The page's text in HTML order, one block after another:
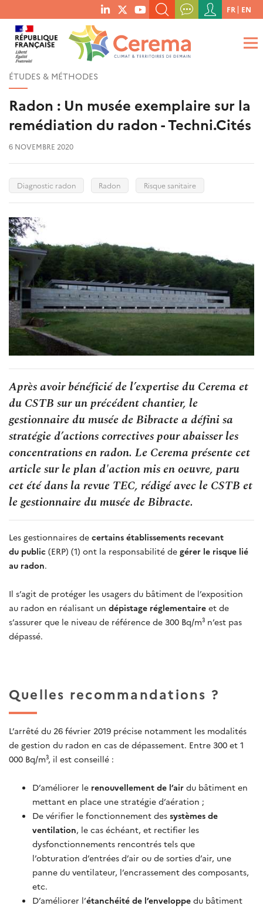
menu
social
links
RECHERCHER UN MOT-CLÉ, UNE PUBLICATION, ETC.
QUE RECHERCHEZ-VOUS ?
Menu
du
compte
de
FR EN
ÉTUDES & MÉTHODES
Radon : Un musée exemplaire sur la
remédiation du radon - Techni.Cités
6 NOVEMBRE 2020
Diagnostic radon Radon Risque sanitaire
Après avoir bénéficié de l’expertise du Cerema et
du CSTB sur un précédent chantier, le
gestionnaire du musée de Bibracte a défini sa
stratégie d’actions correctives pour abaisser les
concentrations en radon. Le Cerema présente cet
article sur le plan d'action mis en oeuvre, paru
cet été dans la revue TEC, rédigé avec le CSTB et
le gestionnaire du musée de Bibracte.
Les gestionnaires de certains établissements recevant
du public (ERP) (1) ont la responsabilité de gérer le risque lié
au radon.
Il s’agit de protéger les usagers du bâtiment de l’exposition
au radon en réalisant un dépistage réglementaire et de
s’assurer que le niveau de référence de 300 Bq/m³ n’est pas
dépassé.
Quelles recommandations ?
L’arrêté du 26 février 2019 précise notamment les modalités
de gestion du radon en cas de dépassement. Entre 300 et 1
000 Bq/m³, il est conseillé :
D’améliorer le renouvellement de l’air du bâtiment en
mettant en place une stratégie d’aération ;
De vérifier le fonctionnement des systèmes de
ventilation, le cas échéant, et rectifier les
dysfonctionnements rencontrés tels que
l’obturation d’entrées d’air ou de sorties d’air, une
panne du ventilateur, l’encrassement des composants,
etc.
D’améliorer l’étanchéité de l’enveloppe du bâtiment